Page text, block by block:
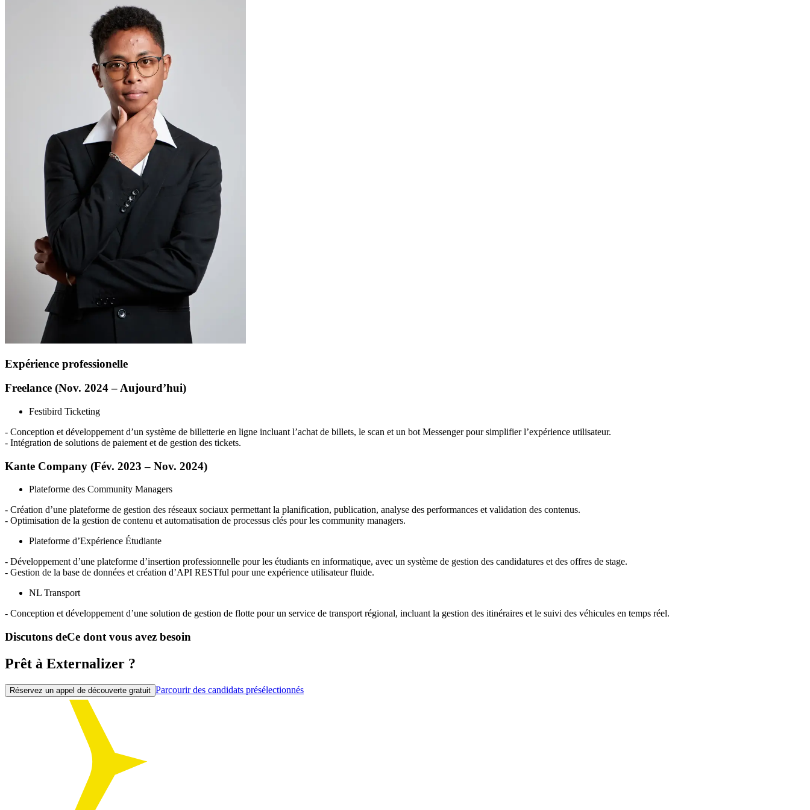
Expérience professionelle
Freelance (Nov. 2024 – Aujourd’hui)
Festibird Ticketing
- Conception et développement d’un système de billetterie en ligne incluant l’achat de billets, le scan et un bot Messenger pour simplifier l’expérience utilisateur.
- Intégration de solutions de paiement et de gestion des tickets.
Kante Company (Fév. 2023 – Nov. 2024)
Plateforme des Community Managers
- Création d’une plateforme de gestion des réseaux sociaux permettant la planification, publication, analyse des performances et validation des contenus.
- Optimisation de la gestion de contenu et automatisation de processus clés pour les community managers.
Plateforme d’Expérience Étudiante
- Développement d’une plateforme d’insertion professionnelle pour les étudiants en informatique, avec un système de gestion des candidatures et des offres de stage.
- Gestion de la base de données et création d’API RESTful pour une expérience utilisateur fluide.
NL Transport
- Conception et développement d’une solution de gestion de flotte pour un service de transport régional, incluant la gestion des itinéraires et le suivi des véhicules en temps réel.
Discutons deCe dont vous avez besoin
Prêt à Externalizer ?
Réservez un appel de découverte gratuit Parcourir des candidats présélectionnés